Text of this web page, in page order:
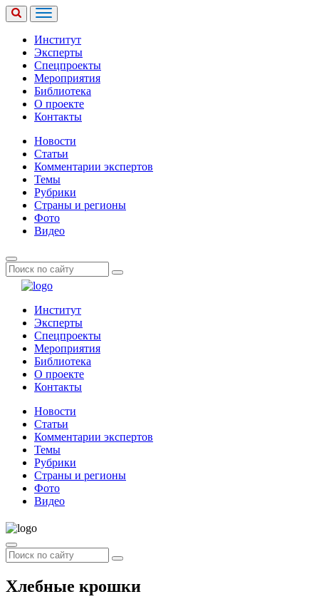
Институт
Эксперты
Спецпроекты
Мероприятия
Библиотека
О проекте
Контакты
Новости
Статьи
Комментарии экспертов
Темы
Рубрики
Страны и регионы
Фото
Видео
Институт
Эксперты
Спецпроекты
Мероприятия
Библиотека
О проекте
Контакты
Новости
Статьи
Комментарии экспертов
Темы
Рубрики
Страны и регионы
Фото
Видео
Хлебные крошки